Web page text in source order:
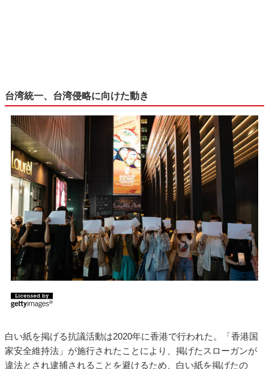
台湾統一、台湾侵略に向けた動き
白い紙を掲げる抗議活動は2020年に香港で行われた。「香港国
家安全維持法」が施行されたことにより、掲げたスローガンが
違法とされ逮捕されることを避けるため、白い紙を掲げたの